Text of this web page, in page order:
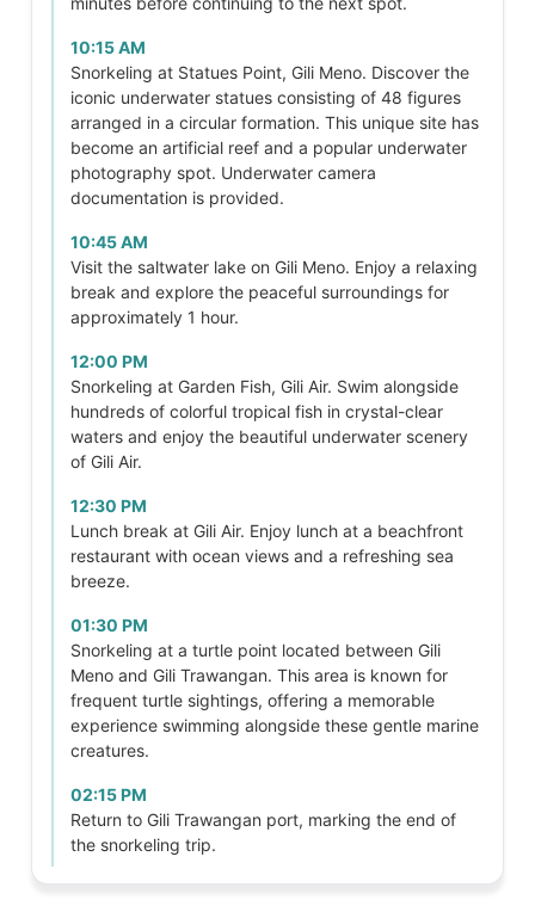
10:15 AM
Snorkeling at Statues Point, Gili Meno. Discover the
iconic underwater statues consisting of 48 figures
arranged in a circular formation. This unique site has
become an artificial reef and a popular underwater
photography spot. Underwater camera
documentation is provided.
10:45 AM
Visit the saltwater lake on Gili Meno. Enjoy a relaxing
break and explore the peaceful surroundings for
approximately 1 hour.
12:00 PM
Snorkeling at Garden Fish, Gili Air. Swim alongside
hundreds of colorful tropical fish in crystal-clear
waters and enjoy the beautiful underwater scenery
of Gili Air.
12:30 PM
Lunch break at Gili Air. Enjoy lunch at a beachfront
restaurant with ocean views and a refreshing sea
breeze.
01:30 PM
Snorkeling at a turtle point located between Gili
Meno and Gili Trawangan. This area is known for
frequent turtle sightings, offering a memorable
experience swimming alongside these gentle marine
creatures.
02:15 PM
Return to Gili Trawangan port, marking the end of
the snorkeling trip.